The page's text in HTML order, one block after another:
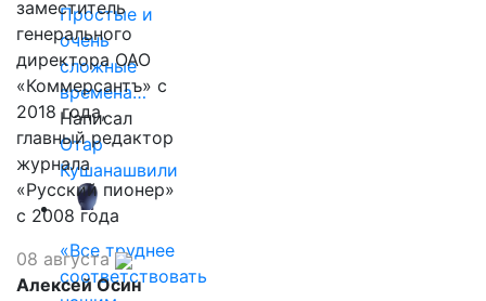
Простые и
очень
сложные
времена…
Написал
Отар
Кушанашвили
«Все труднее
соответствовать
заместитель
генерального
директора ОАО
«Коммерсантъ» с
2018 года,
главный редактор
журнала
«Русский пионер»
с 2008 года
08 августа
Алексей Осин